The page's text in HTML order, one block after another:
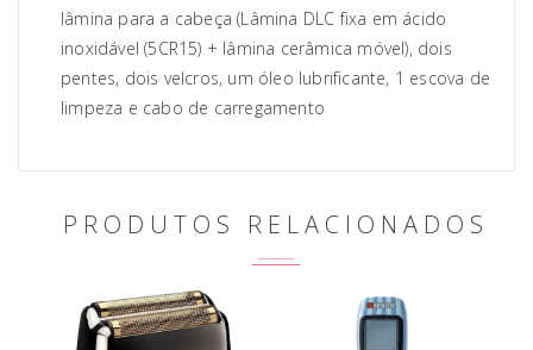
lâmina para a cabeça (Lâmina DLC fixa em ácido
inoxidável (5CR15) + lâmina cerâmica móvel), dois
pentes, dois velcros, um óleo lubrificante, 1 escova de
limpeza e cabo de carregamento
PRODUTOS RELACIONADOS